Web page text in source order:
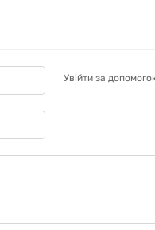
Увійти за